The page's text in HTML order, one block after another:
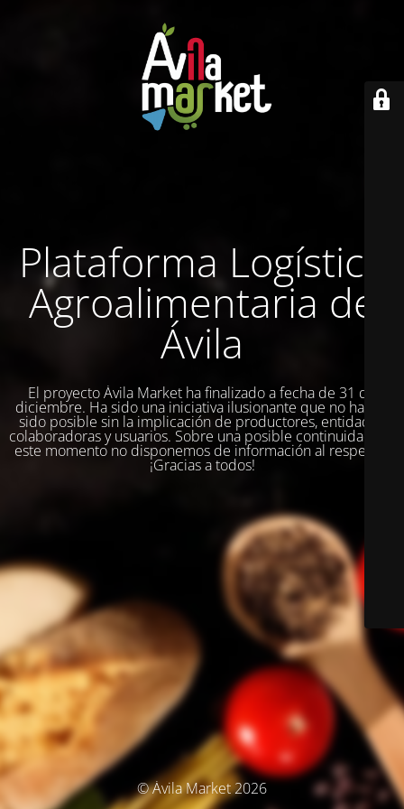
Plataforma Logística
Agroalimentaria de
Ávila
El proyecto Ávila Market ha finalizado a fecha de 31 de
diciembre. Ha sido una iniciativa ilusionante que no habría
sido posible sin la implicación de productores, entidades
colaboradoras y usuarios. Sobre una posible continuidad, en
este momento no disponemos de información al respecto.
¡Gracias a todos!
© Ávila Market 2026